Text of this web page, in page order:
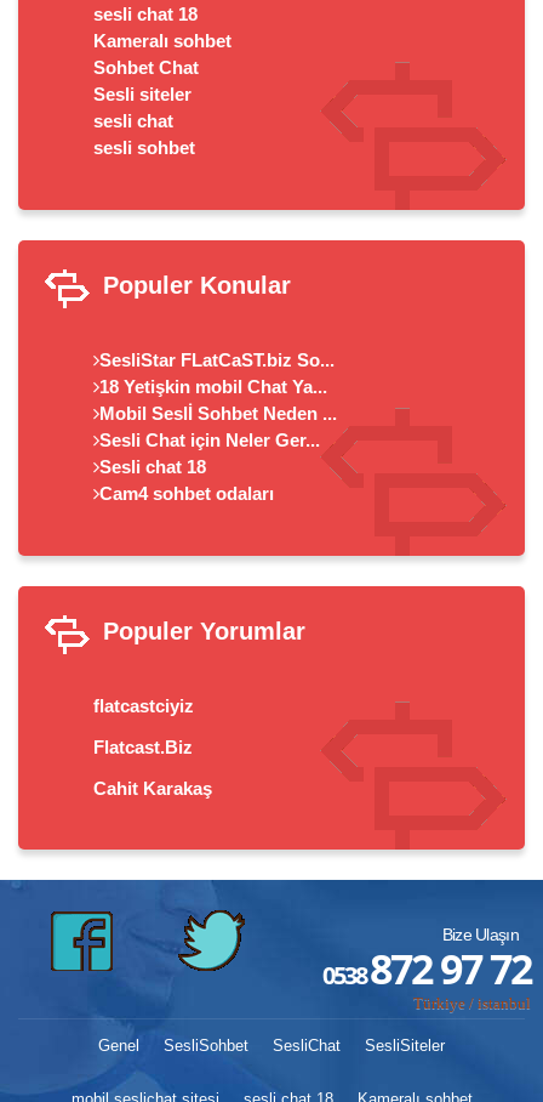
sesli chat 18
Kameralı sohbet
Sohbet Chat
Sesli siteler
sesli chat
sesli sohbet
Populer Konular
SesliStar FLatCaST.biz So...
18 Yetişkin mobil Chat Ya...
Mobil Seslİ Sohbet Neden ...
Sesli Chat için Neler Ger...
Sesli chat 18
Cam4 sohbet odaları
Populer Yorumlar
flatcastciyiz
Flatcast.Biz
Cahit Karakaş
Türkiye / istanbul
Bize Ulaşın
0538872 97 72
Genel SesliSohbet SesliChat SesliSiteler